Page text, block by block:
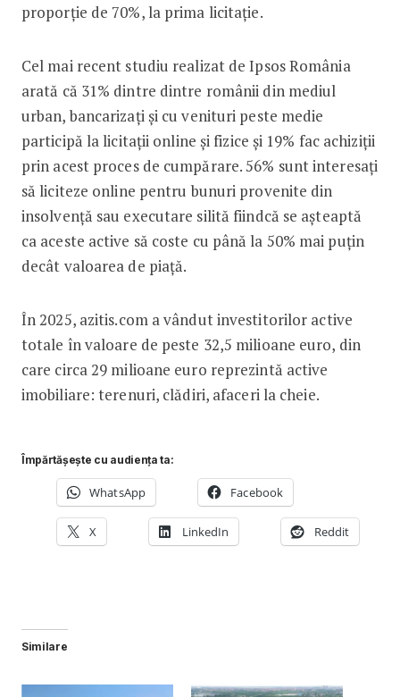
proporție de 70%, la prima licitație.
Cel mai recent studiu realizat de Ipsos România
arată că 31% dintre dintre românii din mediul
urban, bancarizați și cu venituri peste medie
participă la licitații online și fizice și 19% fac achiziții
prin acest proces de cumpărare. 56% sunt interesați
să liciteze online pentru bunuri provenite din
insolvență sau executare silită fiindcă se așteaptă
ca aceste active să coste cu până la 50% mai puțin
decât valoarea de piață.
În 2025, azitis.com a vândut investitorilor active
totale în valoare de peste 32,5 milioane euro, din
care circa 29 milioane euro reprezintă active
imobiliare: terenuri, clădiri, afaceri la cheie.
Împărtășește cu audiența ta:
WhatsApp Facebook
X LinkedIn Reddit
Similare